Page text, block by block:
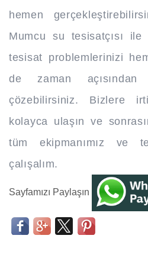
hemen
Mumcu su tesisatçısı
tesisat problemlerinizi
de zaman
çözebilirsiniz. Bizlere
kolayca ulaşın ve
tüm ekipmanımız ve
çalışalım.
Sayfamızı Paylaşın